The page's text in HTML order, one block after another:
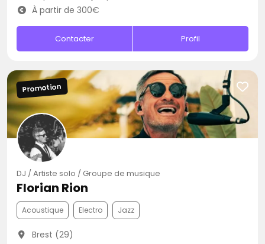
À partir de 300€
Contacter Profil
Promotion
DJ / Artiste solo / Groupe de musique
Florian Rion
Acoustique Electro Jazz
Brest (29)